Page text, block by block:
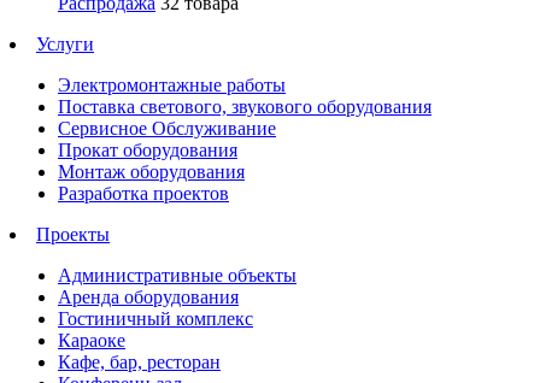
Услуги
Электромонтажные работы
Поставка светового, звукового оборудования
Сервисное Обслуживание
Прокат оборудования
Монтаж оборудования
Разработка проектов
Проекты
Административные объекты
Аренда оборудования
Гостиничный комплекс
Караоке
Кафе, бар, ресторан